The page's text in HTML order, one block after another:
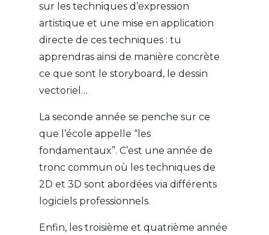
sur les techniques d’expression
artistique et une mise en application
directe de ces techniques : tu
apprendras ainsi de manière concrète
ce que sont le storyboard, le dessin
vectoriel…
La seconde année se penche sur ce
que l’école appelle “les
fondamentaux”. C’est une année de
tronc commun où les techniques de
2D et 3D sont abordées via différents
logiciels professionnels.
Enfin, les troisième et quatrième année